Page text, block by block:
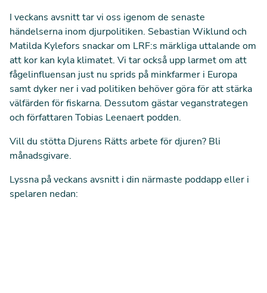
I veckans avsnitt tar vi oss igenom de senaste
händelserna inom djurpolitiken. Sebastian Wiklund och
Matilda Kylefors snackar om LRF:s märkliga uttalande om
att kor kan kyla klimatet. Vi tar också upp larmet om att
fågelinfluensan just nu sprids på minkfarmer i Europa
samt dyker ner i vad politiken behöver göra för att stärka
välfärden för fiskarna. Dessutom gästar veganstrategen
och författaren Tobias Leenaert podden.
Vill du stötta Djurens Rätts arbete för djuren? Bli
månadsgivare.
Lyssna på veckans avsnitt i din närmaste poddapp eller i
spelaren nedan: